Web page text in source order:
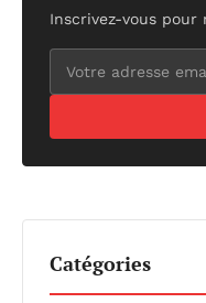
Inscrivez-vous
Catégories